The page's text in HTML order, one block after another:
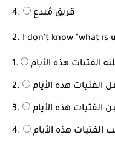
قريق مُبدع
2. I don't know "what is
الفتيات هذه الأيام
الفتيات هذه الأيام
الفتيات هذه الأيام
الفتيات هذه الأيام